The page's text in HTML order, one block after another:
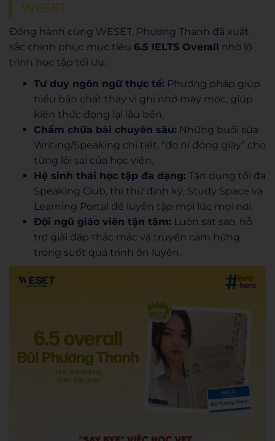
WESET
Đồng hành cùng WESET, Phương Thanh đã xuất
sắc chinh phục mục tiêu 6.5 IELTS Overall nhờ lộ
trình học tập tối ưu:
Tư duy ngôn ngữ thực tế: Phương pháp giúp
hiểu bản chất thay vì ghi nhớ máy móc, giúp
kiến thức đọng lại lâu bền.
Chấm chữa bài chuyên sâu: Những buổi sửa
Writing/Speaking chi tiết, “đo ni đóng giày” cho
từng lỗi sai của học viên.
Hệ sinh thái học tập đa dạng: Tận dụng tối đa
Speaking Club, thi thử định kỳ, Study Space và
Learning Portal để luyện tập mọi lúc mọi nơi.
Đội ngũ giáo viên tận tâm: Luôn sát sao, hỗ
trợ giải đáp thắc mắc và truyền cảm hứng
trong suốt quá trình ôn luyện.